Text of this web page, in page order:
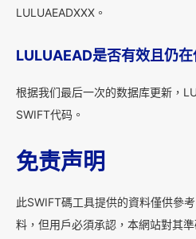
LULUAEADXXX。
LULUAEAD是否有效且仍在
根据我们最后一次的数据库更新，
SWIFT代码。
免责声明
此SWIFT碼工具提供的資料僅供參
料，但用戶必須承認，本網站對其